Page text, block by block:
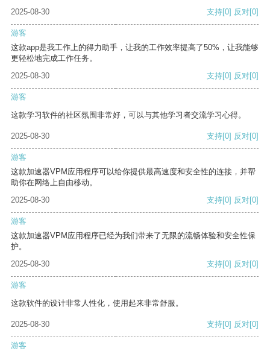
2025-08-30 支持[0] 反对[0]
游客
这款app是我工作上的得力助手，让我的工作效率提高了50%，让我能够
更轻松地完成工作任务。
2025-08-30
支持[0] 反对[0]
游客
这款学习软件的社区氛围非常好，可以与其他学习者交流学习心得。
2025-08-30 支持[0] 反对[0]
游客
这款加速器VPM应用程序可以给你提供最高速度和安全性的连接，并帮
助你在网络上自由移动。
2025-08-30
支持[0] 反对[0]
游客
这款加速器VPM应用程序已经为我们带来了无限的流畅体验和安全性保
护。
2025-08-30
支持[0] 反对[0]
游客
这款软件的设计非常人性化，使用起来非常舒服。
2025-08-30 支持[0] 反对[0]
游客